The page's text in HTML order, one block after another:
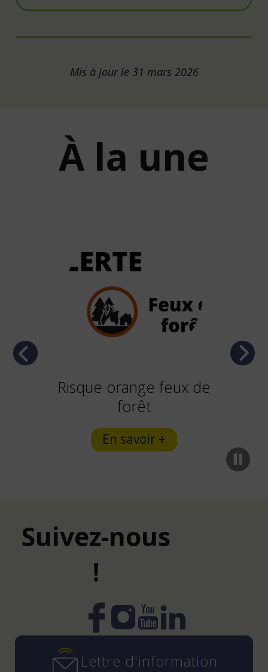
Mis à jour le 31 mars 2026
À la une
Previous
Risque orange feux de
forêt
En savoir +
Next
Suivez-nous
!
Instagram
YouTube
LinkedIn
Lettre d'information